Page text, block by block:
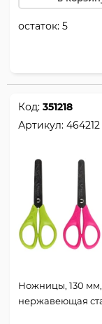
остаток:5
Код:351218
Артикул:464212
Ножницы, 130 мм,
нержавеющая